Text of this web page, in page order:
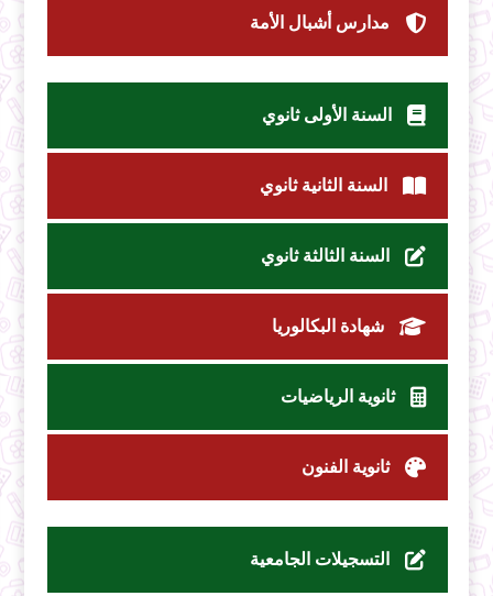
مدارس أشبال الأمة
السنة الأولى ثانوي
السنة الثانية ثانوي
السنة الثالثة ثانوي
شهادة البكالوريا
ثانوية الرياضيات
ثانوية الفنون
التسجيلات الجامعية